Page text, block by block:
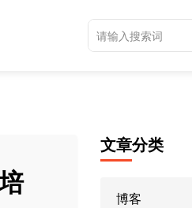
文章分类
博客